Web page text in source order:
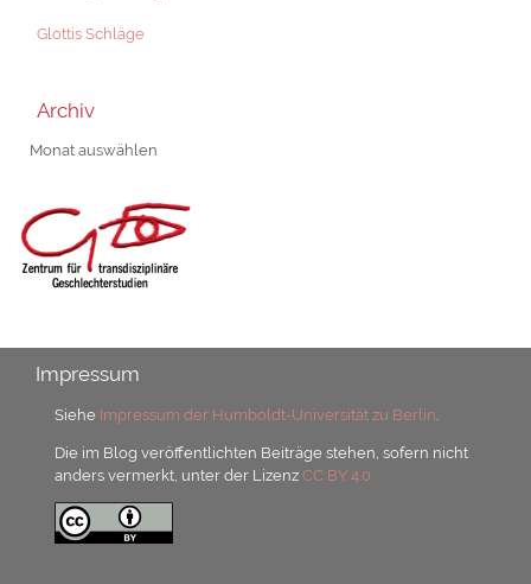
Glottis Schläge
Archiv
Archiv
Impressum
Siehe Impressum der Humboldt-Universität zu Berlin
Die im Blog veröffentlichten Beiträge stehen, sofern nicht
anders vermerkt, unter der LizenzCC BY 4.0.